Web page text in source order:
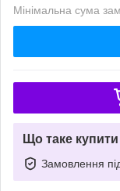
Мінімальна сума
Що таке
Замовлення